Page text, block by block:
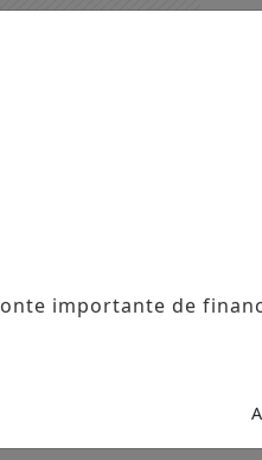
importante de